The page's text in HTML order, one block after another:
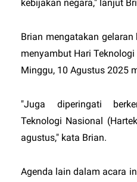
kebijakan negara," lanjut
Brian mengatakan
menyambut Hari
Minggu, 10 Agustus 2025
"Juga diperingati
Teknologi Nasional
agustus," kata Brian.
Agenda lain dalam acara